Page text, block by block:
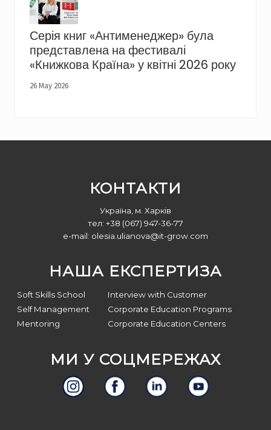
Серія книг «Антименеджер» була
представлена на фестивалі
«Книжкова Країна» у квітні 2026 року
26 May 2026
КОНТАКТИ
Україна, м. Харків
тел: +38 (067) 947-36-77
e-mail: olesia.ulianova@it-grow.com
НАША ЕКСПЕРТИЗА
Soft Skills School
Interview with Customer
Self Management
Corporate Education Programs
Mentoring
Corporate Education Centers
МИ У СОЦМЕРЕЖАХ